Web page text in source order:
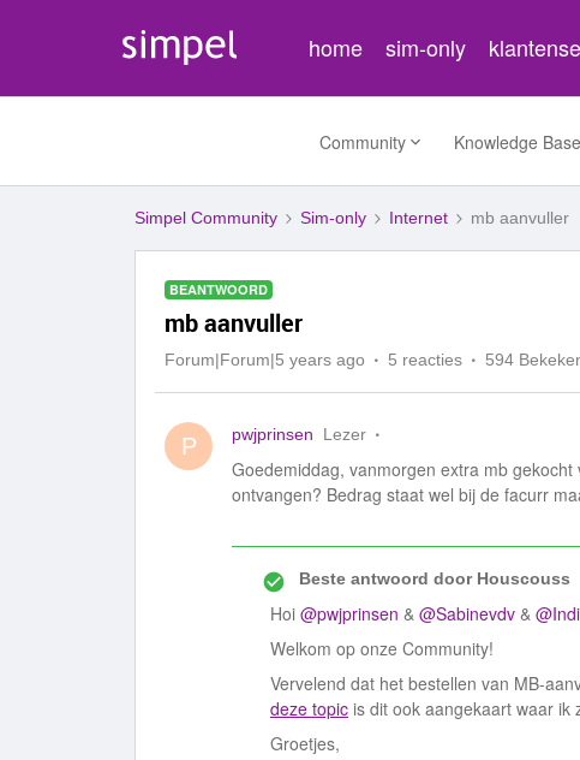
home sim-only
Community Knowledge Base
Simpel Community Sim-only Internet mb aanvuller
BEANTWOORD
mb aanvuller
Forum|Forum|5 years ago 5 reacties 594
P pwjprinsen Lezer
Goedemiddag, vanmorgen extra mb
ontvangen? Bedrag staat wel bij de facurr
Beste antwoord doorHouscouss
Hoi @pwjprinsen & @Sabinevdv &
Welkom op onze Community!
Vervelend dat het bestellen van MB-
deze topic is dit ook aangekaart waar ik
Groetjes,